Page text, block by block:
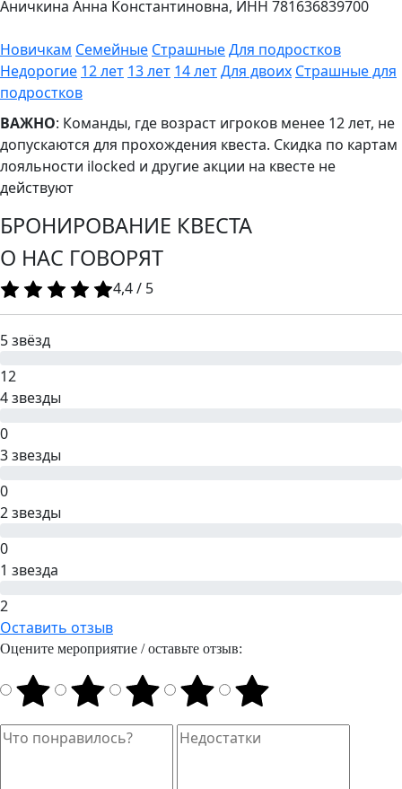
Аничкина Анна Константиновна, ИНН 781636839700
Новичкам Семейные СтрашныеДля подростков
Недорогие 12 лет 13 лет 14 летДля двоих Страшные для
подростков
ВАЖНО: Команды, где возраст игроков менее 12 лет, не
допускаются для прохождения квеста. Скидка по картам
лояльности ilocked и другие акции на квесте не
действуют
БРОНИРОВАНИЕ КВЕСТА
О НАС ГОВОРЯТ
4,4/ 5
5 звёзд
12
4 звезды
0
3 звезды
0
2 звезды
0
1 звезда
2
Оставить отзыв
Оцените мероприятие / оставьте отзыв: